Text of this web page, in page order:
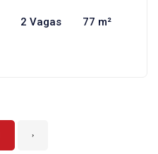
2 Vagas 77 m²
›